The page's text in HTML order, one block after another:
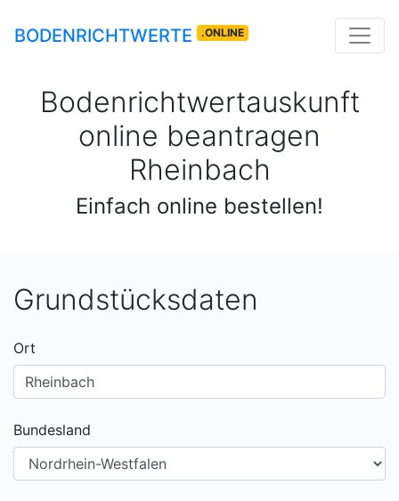
BODENRICHTWERTE .ONLINE
Bodenrichtwertauskunft
online beantragen
Rheinbach
Einfach online bestellen!
Grundstücksdaten
Ort
Bundesland